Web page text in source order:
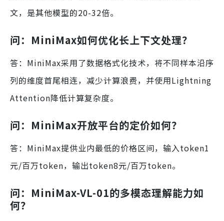
文，是其他模型的20-32倍。
问：MiniMax如何优化长上下文处理？
答：MiniMax采用了数据格式化技术，将不同样本沿序
列的维度首尾相连，减少计算浪费，并使用Lightning
Attention降低计算复杂度。
问：MiniMax开放平台的定价如何？
答：MiniMax提供业内最低的价格区间，输入token1
元/百万token，输出token8元/百万token。
问：MiniMax-VL-01的多模态理解能力如
何？